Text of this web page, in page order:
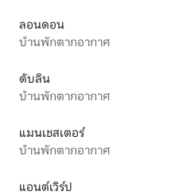
ลอนดอน
บ้านพักตากอากาศ
ดับลิน
บ้านพักตากอากาศ
แมนเชสเตอร์
บ้านพักตากอากาศ
แอนต์เวิร์ป